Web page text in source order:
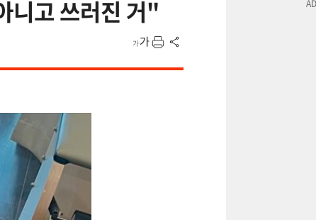
니고 쓰러진 거"